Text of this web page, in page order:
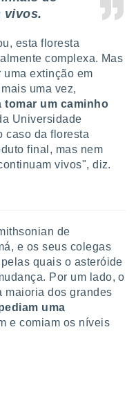
vivos.
esta floresta
complexa. Mas
uma extinção em
uma vez,
tomar um caminho
Universidade
caso da floresta
final, mas nem
vivos", diz.
de
e os seus colegas
pelas quais o asteróide
Por um lado, o
maioria dos grandes
uma
e comiam os níveis